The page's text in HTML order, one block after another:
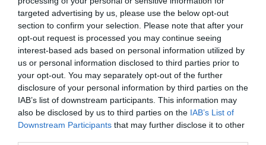
targeted advertising by us, please use the below opt-out
section to confirm your selection. Please note that after your
opt-out request is processed you may continue seeing
interest-based ads based on personal information utilized by
us or personal information disclosed to third parties prior to
your opt-out. You may separately opt-out of the further
disclosure of your personal information by third parties on the
IAB’s list of downstream participants. This information may
also be disclosed by us to third parties on the IAB’s List of
Downstream Participants that may further disclose it to other
(στην ticketservices.gr, στα εκδοτήρια Μεγάρου
Μουσικής, εκδοτήρια πλατείας Αριστοτέλους, www.tch.gr).
Πληροφορίες: 2310 895938-9, www.tch.gr.
ΙΩΑΝΝΙΝΑ
Ημέρες παραστάσεων:Σάββατο 23 – Δευτέρα 25
Φεβρουαρίου 2019
Διάρκεια:120 λεπτά
Χώρος:Αίθουσα Β. Πυρσινέλλας
Υπεύθυνη υποδοχής παραγωγών: